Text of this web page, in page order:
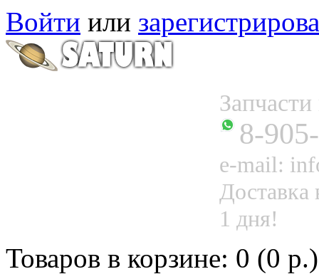
Войти или
8-
e-mail:
Доставка
1 дня!
Товаров в корзине: 0 (0 р.)